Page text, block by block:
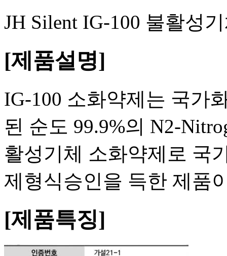
JH Silent IG-100 불활성
[제품설명]
IG-100 소화약제는 국가
된 순도 99.9%의 N2-
활성기체 소화약제로 국
제형식승인을 득한 제품
[제품특징]